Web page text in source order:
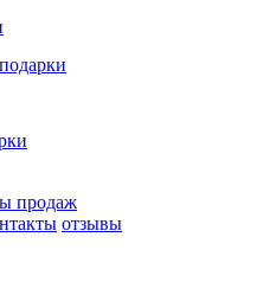
продаж
отзывы